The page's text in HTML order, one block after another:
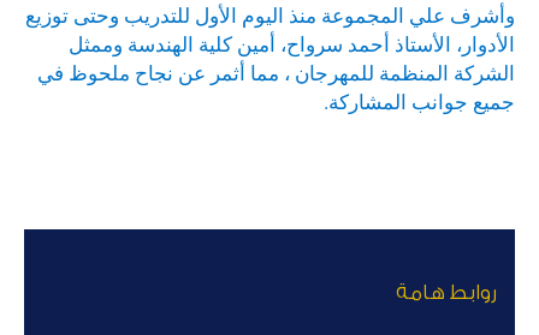
وأشرف علي المجموعة منذ اليوم الأول للتدريب وحتى توزيع
الأدوار، الأستاذ أحمد سرواح، أمين كلية الهندسة وممثل
الشركة المنظمة للمهرجان ، مما أثمر عن نجاح ملحوظ في
جميع جوانب المشاركة.
روابط هامة